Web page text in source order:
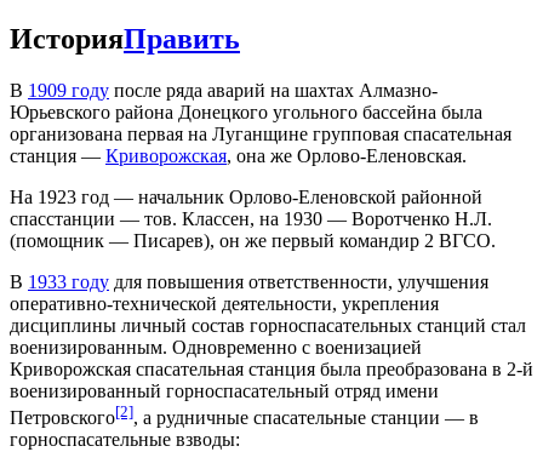
ИсторияПравить
В 1909 году после ряда аварий на шахтах Алмазно-
Юрьевского района Донецкого угольного бассейна была
организована первая на Луганщине групповая спасательная
станция — Криворожская, она же Орлово-Еленовская.
На 1923 год — начальник Орлово-Еленовской районной
спасстанции — тов. Классен, на 1930 — Воротченко Н.Л.
(помощник — Писарев), он же первый командир 2 ВГСО.
В 1933 году для повышения ответственности, улучшения
оперативно-технической деятельности, укрепления
дисциплины личный состав горноспасательных станций стал
военизированным. Одновременно с военизацией
Криворожская спасательная станция была преобразована в 2-й
военизированный горноспасательный отряд имени
Петровского[2], а рудничные спасательные станции — в
горноспасательные взводы: